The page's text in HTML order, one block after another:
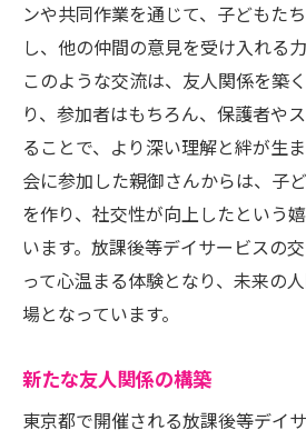
ンや共同作業を通じて、子どもた
し、他の仲間の意見を受け入れる
このような交流は、友人関係を築
り、参加者はもちろん、保護者や
ることで、より深い理解と絆が生
会に参加した親御さんからは、子
を作り、社交性が向上したという
います。放課後等デイサービスの
って心温まる体験となり、未来の
場となっています。
新たな友人関係の構築
東京都で開催される放課後等デイ